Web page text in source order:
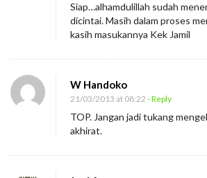
Siap…alhamdulillah sudah
dicintai. Masih dalam proses
kasih masukannya Kek Jamil
W Handoko
21/03/2013 at 08:22 - Reply
TOP. Jangan jadi tukang
akhirat.